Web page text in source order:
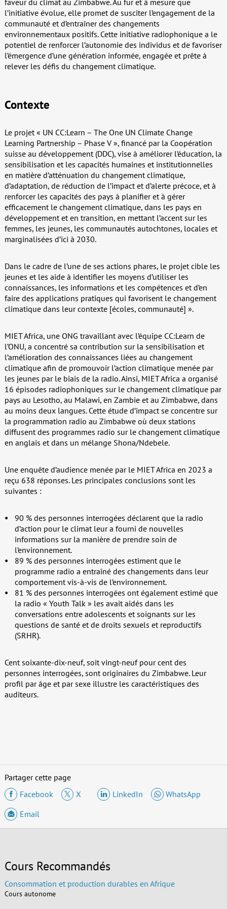
faveur du climat au Zimbabwe. Au fur et à mesure que
l’initiative évolue, elle promet de susciter l’engagement de la
communauté et d’entraîner des changements
environnementaux positifs. Cette initiative radiophonique a le
potentiel de renforcer l’autonomie des individus et de favoriser
l’émergence d’une génération informée, engagée et prête à
relever les défis du changement climatique.
Contexte
Le projet « UN CC:Learn – The One UN Climate Change
Learning Partnership – Phase V », financé par la Coopération
suisse au développement (DDC), vise à améliorer l’éducation, la
sensibilisation et les capacités humaines et institutionnelles
en matière d’atténuation du changement climatique,
d’adaptation, de réduction de l’impact et d’alerte précoce, et à
renforcer les capacités des pays à planifier et à gérer
efficacement le changement climatique, dans les pays en
développement et en transition, en mettant l’accent sur les
femmes, les jeunes, les communautés autochtones, locales et
marginalisées d’ici à 2030.
Dans le cadre de l’une de ses actions phares, le projet cible les
jeunes et les aide à identifier les moyens d’utiliser les
connaissances, les informations et les compétences et d’en
faire des applications pratiques qui favorisent le changement
climatique dans leur contexte [écoles, communauté] ».
MIET Africa, une ONG travaillant avec l’équipe CC:Learn de
l’ONU, a concentré sa contribution sur la sensibilisation et
l’amélioration des connaissances liées au changement
climatique afin de promouvoir l’action climatique menée par
les jeunes par le biais de la radio. Ainsi, MIET Africa a organisé
16 épisodes radiophoniques sur le changement climatique par
pays au Lesotho, au Malawi, en Zambie et au Zimbabwe, dans
au moins deux langues. Cette étude d’impact se concentre sur
la programmation radio au Zimbabwe où deux stations
diffusent des programmes radio sur le changement climatique
en anglais et dans un mélange Shona/Ndebele.
Une enquête d’audience menée par le MIET Africa en 2023 a
reçu 638 réponses. Les principales conclusions sont les
suivantes :
90 % des personnes interrogées déclarent que la radio
d’action pour le climat leur a fourni de nouvelles
informations sur la manière de prendre soin de
l’environnement.
89 % des personnes interrogées estiment que le
programme radio a entraîné des changements dans leur
comportement vis-à-vis de l’environnement.
81 % des personnes interrogées ont également estimé que
la radio « Youth Talk » les avait aidés dans les
conversations entre adolescents et soignants sur les
questions de santé et de droits sexuels et reproductifs
(SRHR).
Cent soixante-dix-neuf, soit vingt-neuf pour cent des
personnes interrogées, sont originaires du Zimbabwe. Leur
profil par âge et par sexe illustre les caractéristiques des
auditeurs.
Partager cette page
Facebook
X LinkedIn
WhatsApp
Email
Cours Recommandés
Consommation et production durables en Afrique
Cours autonome